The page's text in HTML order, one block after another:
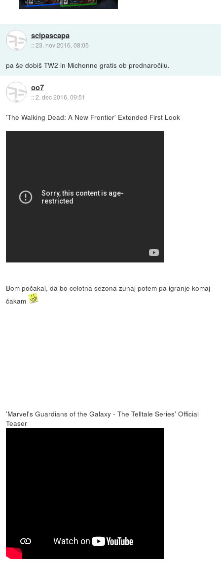
scipascapa
::23. nov 2016, 08:05
pa še dobiš TW2 in Michonne gratis ob prednaročilu.
oo7
::2. dec 2016, 09:51
'The Walking Dead: A New Frontier' Extended First Look
Bom počakal, da bo celotna sezona zunaj potem pa igranje komaj
čakam
'Marvel's Guardians of the Galaxy - The Telltale Series' Official
Teaser